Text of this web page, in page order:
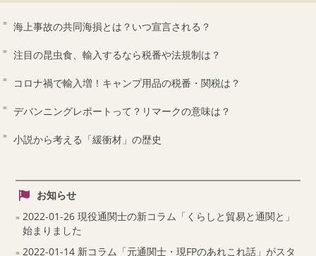
海上事故の共同海損とは？いつ宣言される？
注目の昆虫食、輸入するなら税番や法規制は？
コロナ禍で輸入増！キャンプ用品の税番・関税は？
デバンニングレポートって？リマークの意味は？
小説から考える「緩衝材」の歴史
お知らせ
2022-01-26 現役通関士の新コラム「くらしと貿易と通関と」
始まりました
2022-01-14 新コラム「元通関士・現FPのあれこれ話」がスタ